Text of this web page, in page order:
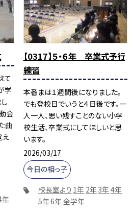
て
学
会
曲
え
年
【0317】５・６年 卒業式予行
練習
本番まは１週間後になりました。
でも登校日でいうと４日後です。一
人一人、思い残すことのない小学
校生活、卒業式にしてほしいと思
います。
2026/03/17
今日の相っ子
校長室より 1年 2年3年4年
5年6年全学年